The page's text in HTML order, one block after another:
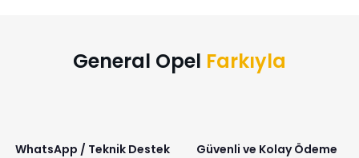
General Opel Farkıyla
WhatsApp / Teknik Destek Güvenli ve Kolay Ödeme